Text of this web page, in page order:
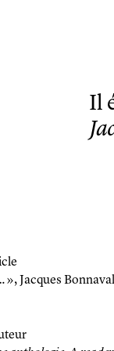
Il
», Jacques